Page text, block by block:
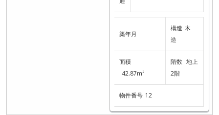
築年月
構造 木
造
面積
42.87m²
階数 地上
2階
物件番号 12